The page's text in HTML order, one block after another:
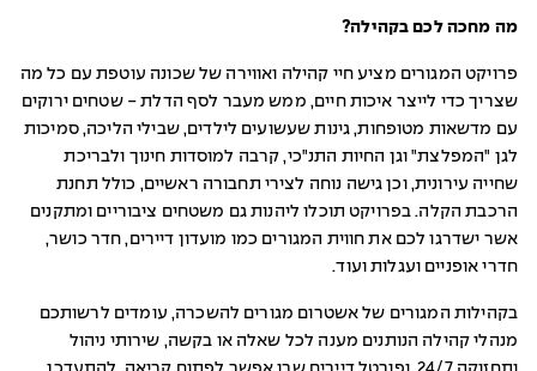
מה מחכה לכם בקהילה?
פרויקט המגורים מציע חיי קהילה ואווירה של שכונה עוטפת עם כל מה
שצריך כדי לייצר איכות חיים, ממש מעבר לסף הדלת - שטחים ירוקים
עם מדשאות מטופחות, גינות שעשועים לילדים, שבילי הליכה, סמיכות
לגן "המפלצת" וגן החיות התנ"כי, קרבה למוסדות חינוך ולבריכת
שחייה עירונית, וכן גישה נוחה לצירי תחבורה ראשיים, כולל תחנת
הרכבת הקלה. בפרויקט תוכלו ליהנות גם משטחים ציבוריים ומתקנים
אשר ישדרגו לכם את חווית המגורים כמו מועדון דיירים, חדר כושר,
חדרי אופניים ועגלות ועוד.
בקהילות המגורים של אשטרום מגורים להשכרה, עומדים לרשותכם
מנהלי קהילה הנותנים מענה לכל שאלה או בקשה, שירותי ניהול